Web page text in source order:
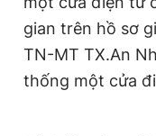
gian trên hồ sơ
TN-MT TX.An
thống một cửa